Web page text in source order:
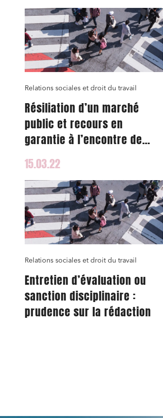
Relations sociales et droit du travail
Résiliation d’un marché
public et recours en
garantie à l’encontre de
l’organisme qui refuse de
reprendre le personnel
15.03.22
Relations sociales et droit du travail
Entretien d’évaluation ou
sanction disciplinaire :
prudence sur la rédaction